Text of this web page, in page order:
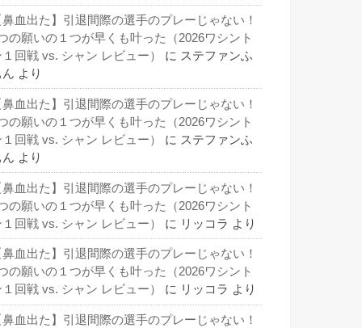
鼻血出た】引退間際の選手のプレーじゃない！
の願いの１つが早くも叶った（2026ワシント
１回戦 vs. シャン レビュー）
に ステファンふ
ん より
鼻血出た】引退間際の選手のプレーじゃない！
の願いの１つが早くも叶った（2026ワシント
１回戦 vs. シャン レビュー）
に ステファンふ
ん より
鼻血出た】引退間際の選手のプレーじゃない！
の願いの１つが早くも叶った（2026ワシント
１回戦 vs. シャン レビュー）
に リッコラ より
鼻血出た】引退間際の選手のプレーじゃない！
の願いの１つが早くも叶った（2026ワシント
１回戦 vs. シャン レビュー）
に リッコラ より
鼻血出た】引退間際の選手のプレーじゃない！